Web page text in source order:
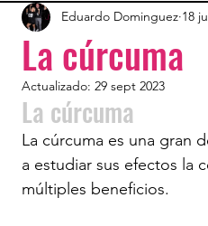
La cúrcuma
Eduardo Dominguez 18
Actualizado: 29 sept 2023
La cúrcuma
La cúrcuma es una gran
a estudiar sus efectos la
múltiples beneficios.